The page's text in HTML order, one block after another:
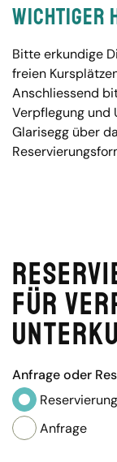
Wichtiger
Bitte erkundige
freien
Anschliessend
Verpflegung und
Glarisegg über
für
Anfrage oder
Reservierung
Anfrage